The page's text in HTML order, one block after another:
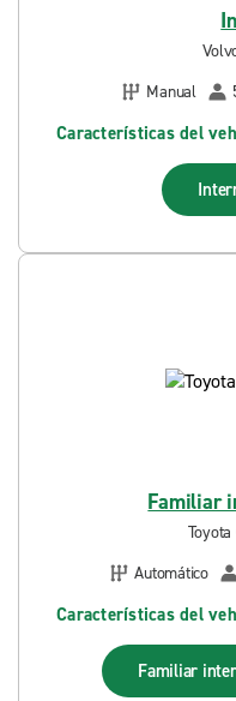
Manual
Características del
Familiar
Automático
Características del
Familiar